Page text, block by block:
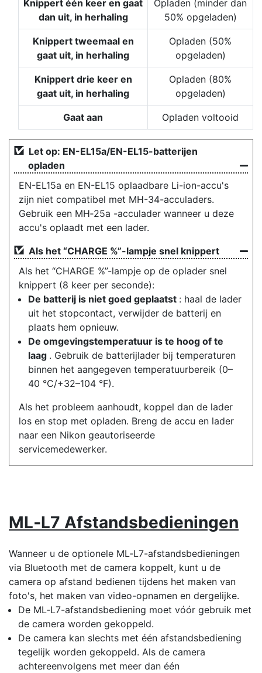
Knippert één keer en gaat
dan uit, in herhaling
Opladen (minder dan
50% opgeladen)
Knippert tweemaal en
gaat uit, in herhaling
Opladen (50%
opgeladen)
Knippert drie keer en
gaat uit, in herhaling
Opladen (80%
opgeladen)
Gaat aan Opladen voltooid
Let op: EN-EL15a/EN-EL15-batterijen
opladen
EN-EL15a en EN-EL15 oplaadbare Li-ion-accu's
zijn niet compatibel met MH-34-acculaders.
Gebruik een MH‑25a -acculader wanneer u deze
accu's oplaadt met een lader.
Als het “CHARGE %”-lampje snel knippert
Als het “CHARGE %”-lampje op de oplader snel
knippert (8 keer per seconde):
De batterij is niet goed geplaatst : haal de lader
uit het stopcontact, verwijder de batterij en
plaats hem opnieuw.
De omgevingstemperatuur is te hoog of te
laag . Gebruik de batterijlader bij temperaturen
binnen het aangegeven temperatuurbereik (0–
40 °C/+32–104 °F).
Als het probleem aanhoudt, koppel dan de lader
los en stop met opladen. Breng de accu en lader
naar een Nikon geautoriseerde
servicemedewerker.
ML‑L7 Afstandsbedieningen
Wanneer u de optionele ML‑L7-afstandsbedieningen
via Bluetooth met de camera koppelt, kunt u de
camera op afstand bedienen tijdens het maken van
foto's, het maken van video-opnamen en dergelijke.
De ML‑L7-afstandsbediening moet vóór gebruik met
de camera worden gekoppeld.
De camera kan slechts met één afstandsbediening
tegelijk worden gekoppeld. Als de camera
achtereenvolgens met meer dan één